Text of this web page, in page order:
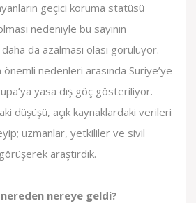
geçici koruma statüsü
nedeniyle bu sayının
da azalması olası görülüyor.
nedenleri arasında Suriye’ye
yasa dış göç gösteriliyor.
düşüşü, açık kaynaklardaki verileri
uzmanlar, yetkililer ve sivil
araştırdık.
nereden nereye geldi?